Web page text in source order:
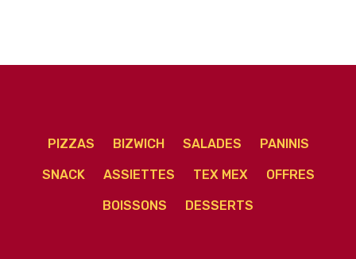
PIZZAS BIZWICH SALADES PANINIS
SNACK ASSIETTES TEX MEX OFFRES
BOISSONS DESSERTS